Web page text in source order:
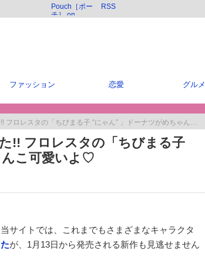
Pouch［ポー
チ］ on
RSS
ファッション 恋愛 グルメ
レスタの「ちびまる子 “にゃん” 」ドーナツがめちゃんこ可愛いよ♡
!! フロレスタの「ちびまる子
んこ可愛いよ♡
サイトでは、これまでもさまざまなキャラクタ
が、1月13日から発売される新作も見逃せません